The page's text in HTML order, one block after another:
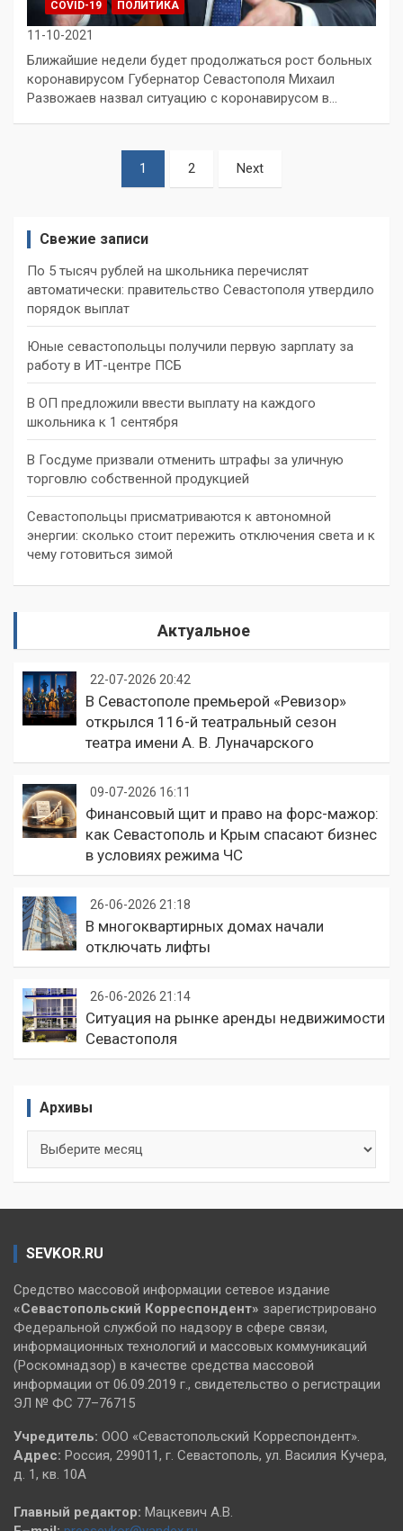
COVID-19 ПОЛИТИКА
11-10-2021
Ближайшие недели будет продолжаться рост больных
коронавирусом Губернатор Севастополя Михаил
Развожаев назвал ситуацию с коронавирусом в…
1 2 Next
Свежие записи
По 5 тысяч рублей на школьника перечислят
автоматически: правительство Севастополя утвердило
порядок выплат
Юные севастопольцы получили первую зарплату за
работу в ИТ-центре ПСБ
В ОП предложили ввести выплату на каждого
школьника к 1 сентября
В Госдуме призвали отменить штрафы за уличную
торговлю собственной продукцией
Севастопольцы присматриваются к автономной
энергии: сколько стоит пережить отключения света и к
чему готовиться зимой
Актуальное
22-07-2026 20:42
В Севастополе премьерой «Ревизор»
открылся 116-й театральный сезон
театра имени А. В. Луначарского
09-07-2026 16:11
Финансовый щит и право на форс-мажор:
как Севастополь и Крым спасают бизнес
в условиях режима ЧС
26-06-2026 21:18
В многоквартирных домах начали
отключать лифты
26-06-2026 21:14
Ситуация на рынке аренды недвижимости
Севастополя
Архивы
SEVKOR.RU
Средство массовой информации сетевое издание
«Севастопольский Корреспондент» зарегистрировано
Федеральной службой по надзору в сфере связи,
информационных технологий и массовых коммуникаций
(Роскомнадзор) в качестве средства массовой
информации от 06.09.2019 г., свидетельство о регистрации
ЭЛ № ФС 77–76715
Учредитель: ООО «Севастопольский Корреспондент».
Адрес: Россия, 299011, г. Севастополь, ул. Василия Кучера,
д. 1, кв. 10А
Главный редактор: Мацкевич А.В.